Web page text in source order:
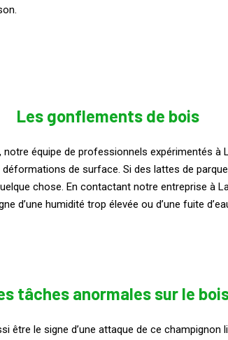
Les gonflements de bois
équipe de professionnels expérimentés à
de surface. Si des lattes de
chose. En contactant notre entreprise à
d’une humidité trop élevée ou d’une fuite
tâches anormales sur le
être le signe d’une attaque de ce